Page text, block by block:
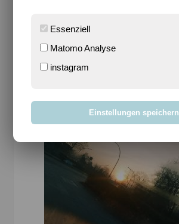
Essenziell
Matomo Analyse
instagram
Einstellungen speichern